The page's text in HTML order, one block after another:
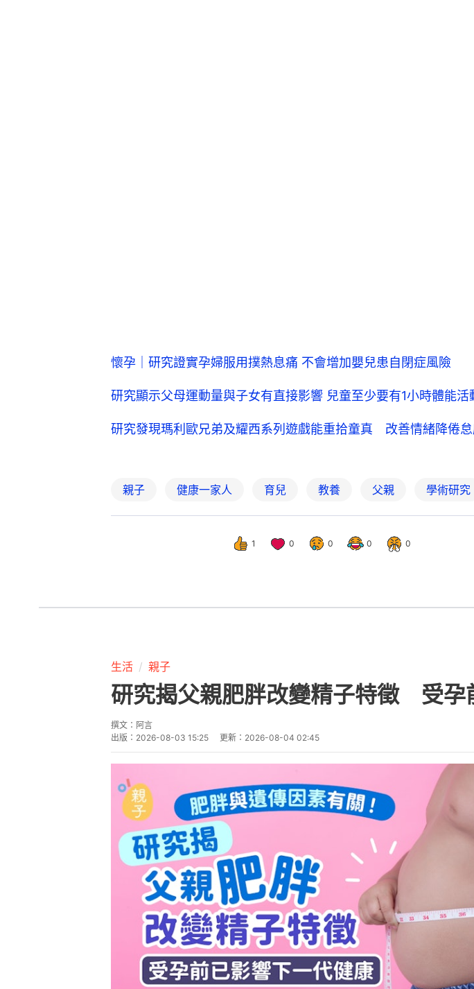
懷孕｜研究證實孕婦服用撲熱息痛 不會增加嬰兒患自閉症風險
研究顯示父母運動量與子女有直接影響 兒童至少要有1小時體能活
研究發現瑪利歐兄弟及耀西系列遊戲能重拾童真 改善情緒降倦
親子 健康一家人 育兒 教養 父親 學術研究
1 0 0 0 0
生活 親子
研究揭父親肥胖改變精子特徵 受孕
撰文： 阿言
出版： 2026-08-03 15:25 更新： 2026-08-04 02:45